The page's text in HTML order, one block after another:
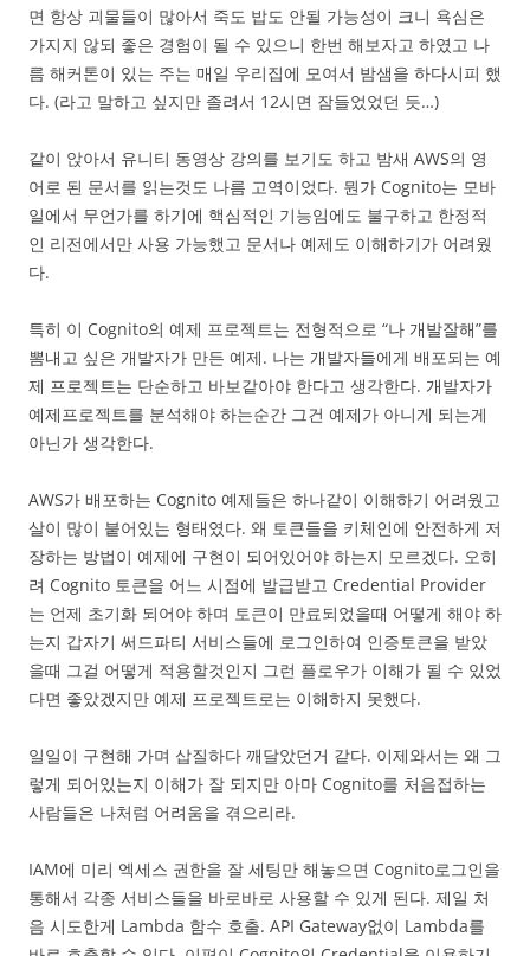
면 항상 괴물들이 많아서 죽도 밥도 안될 가능성이 크니 욕심은
가지지 않되 좋은 경험이 될 수 있으니 한번 해보자고 하였고 나
름 해커톤이 있는 주는 매일 우리집에 모여서 밤샘을 하다시피 했
다. (라고 말하고 싶지만 졸려서 12시면 잠들었었던 듯…)
같이 앉아서 유니티 동영상 강의를 보기도 하고 밤새 AWS의 영
어로 된 문서를 읽는것도 나름 고역이었다. 뭔가 Cognito는 모바
일에서 무언가를 하기에 핵심적인 기능임에도 불구하고 한정적
인 리전에서만 사용 가능했고 문서나 예제도 이해하기가 어려웠
다.
특히 이 Cognito의 예제 프로젝트는 전형적으로 “나 개발잘해”를
뽐내고 싶은 개발자가 만든 예제. 나는 개발자들에게 배포되는 예
제 프로젝트는 단순하고 바보같아야 한다고 생각한다. 개발자가
예제프로젝트를 분석해야 하는순간 그건 예제가 아니게 되는게
아닌가 생각한다.
AWS가 배포하는 Cognito 예제들은 하나같이 이해하기 어려웠고
살이 많이 붙어있는 형태였다. 왜 토큰들을 키체인에 안전하게 저
장하는 방법이 예제에 구현이 되어있어야 하는지 모르겠다. 오히
려 Cognito 토큰을 어느 시점에 발급받고 Credential Provider
는 언제 초기화 되어야 하며 토큰이 만료되었을때 어떻게 해야 하
는지 갑자기 써드파티 서비스들에 로그인하여 인증토큰을 받았
을때 그걸 어떻게 적용할것인지 그런 플로우가 이해가 될 수 있었
다면 좋았겠지만 예제 프로젝트로는 이해하지 못했다.
일일이 구현해 가며 삽질하다 깨달았던거 같다. 이제와서는 왜 그
렇게 되어있는지 이해가 잘 되지만 아마 Cognito를 처음접하는
사람들은 나처럼 어려움을 겪으리라.
IAM에 미리 엑세스 권한을 잘 세팅만 해놓으면 Cognito로그인을
통해서 각종 서비스들을 바로바로 사용할 수 있게 된다. 제일 처
음 시도한게 Lambda 함수 호출. API Gateway없이 Lambda를